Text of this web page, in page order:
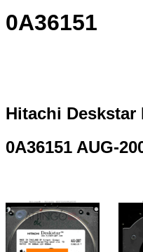
0A36151
Hitachi Deskstar
0A36151 AUG-